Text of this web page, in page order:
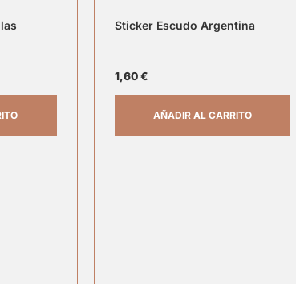
Sticker Escudo Argentina
1,60€
AÑADIR AL CARRITO